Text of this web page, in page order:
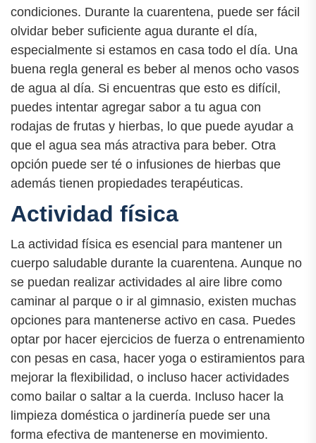
condiciones. Durante la cuarentena, puede ser fácil
olvidar beber suficiente agua durante el día,
especialmente si estamos en casa todo el día. Una
buena regla general es beber al menos ocho vasos
de agua al día. Si encuentras que esto es difícil,
puedes intentar agregar sabor a tu agua con
rodajas de frutas y hierbas, lo que puede ayudar a
que el agua sea más atractiva para beber. Otra
opción puede ser té o infusiones de hierbas que
además tienen propiedades terapéuticas.
Actividad física
La actividad física es esencial para mantener un
cuerpo saludable durante la cuarentena. Aunque no
se puedan realizar actividades al aire libre como
caminar al parque o ir al gimnasio, existen muchas
opciones para mantenerse activo en casa. Puedes
optar por hacer ejercicios de fuerza o entrenamiento
con pesas en casa, hacer yoga o estiramientos para
mejorar la flexibilidad, o incluso hacer actividades
como bailar o saltar a la cuerda. Incluso hacer la
limpieza doméstica o jardinería puede ser una
forma efectiva de mantenerse en movimiento.